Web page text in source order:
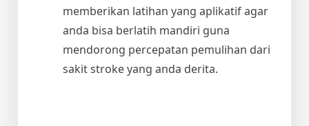
memberikan latihan yang aplikatif agar
anda bisa berlatih mandiri guna
mendorong percepatan pemulihan dari
sakit stroke yang anda derita.